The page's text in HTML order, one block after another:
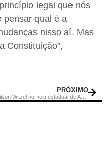
legal que nós
pensar qual é a
nisso aí. Mas
Constituição”,
PRÓXIMO
Wilson Witzel nomeia estadual de Administração Penitenciária